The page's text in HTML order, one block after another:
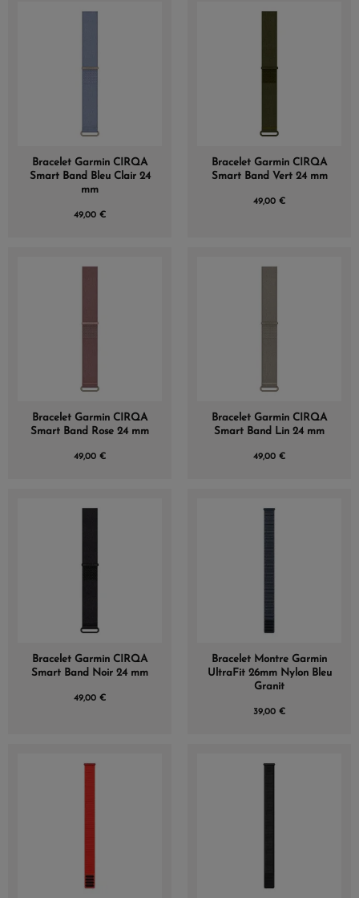
Bracelet Garmin CIRQA
Smart Band Bleu Clair 24
mm
49,00 €
Bracelet Garmin CIRQA
Smart Band Vert 24 mm
49,00 €
Bracelet Garmin CIRQA
Smart Band Rose 24 mm
49,00 €
Bracelet Garmin CIRQA
Smart Band Lin 24 mm
49,00 €
Bracelet Garmin CIRQA
Smart Band Noir 24 mm
49,00 €
Bracelet Montre Garmin
UltraFit 26mm Nylon Bleu
Granit
39,00 €